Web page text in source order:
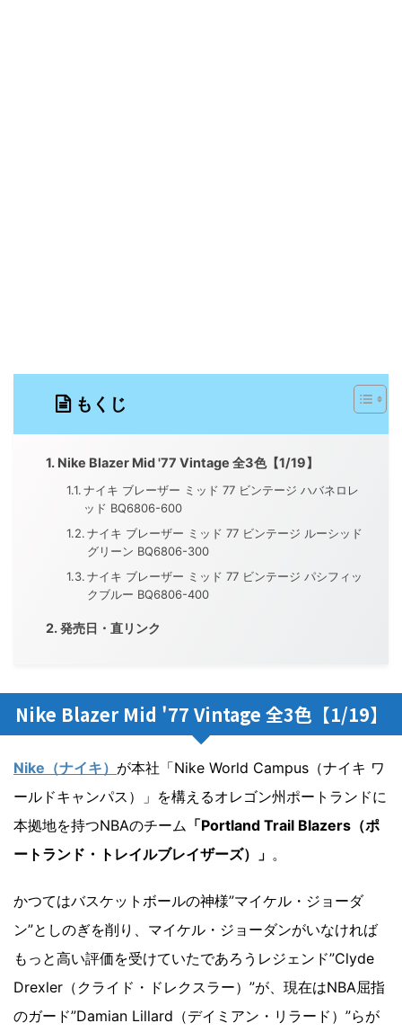
もくじ
Nike Blazer Mid '77 Vintage 全3色【1/19】
ナイキ ブレーザー ミッド 77 ビンテージ ハバネロレ
ッド BQ6806-600
ナイキ ブレーザー ミッド 77 ビンテージ ルーシッド
グリーン BQ6806-300
ナイキ ブレーザー ミッド 77 ビンテージ パシフィッ
クブルー BQ6806-400
発売日・直リンク
Nike Blazer Mid '77 Vintage 全3色【1/19】
Nike（ナイキ） が本社「Nike World Campus（ナイキ ワ
ールドキャンパス）」を構えるオレゴン州ポートランドに
本拠地を持つNBAのチーム 「Portland Trail Blazers（ポ
ートランド・トレイルブレイザーズ）」 。
かつてはバスケットボールの神様”マイケル・ジョーダ
ン”としのぎを削り、マイケル・ジョーダンがいなければ
もっと高い評価を受けていたであろうレジェンド”Clyde
Drexler（クライド・ドレクスラー）”が、現在はNBA屈指
のガード”Damian Lillard（デイミアン・リラード）”らが